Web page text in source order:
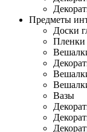
Предметы
Доски
Пленки
Вазы